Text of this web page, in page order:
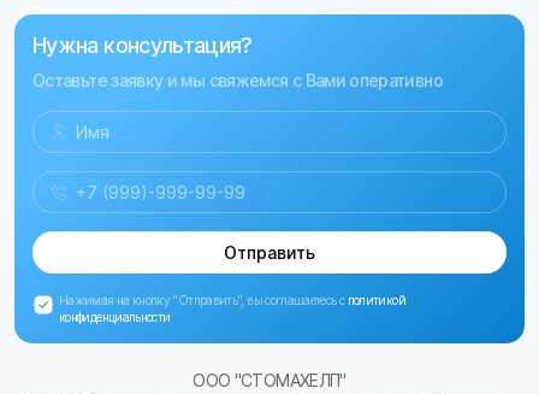
Нужна консультация?
Оставьте заявку и мы свяжемся с Вами оперативно
Отправить
Нажимая на кнопку "Отправить", вы соглашаетесь с политикой
конфиденциальности
ООО "СТОМАХЕЛП"